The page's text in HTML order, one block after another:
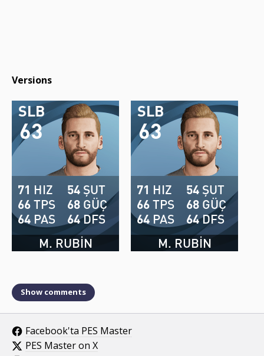
Versions
63
SLB
M. RUBIN
71 HIZ
66TPS
64 PAS
54 ŞUT
68 GÜÇ
64DFS
63
SLB
M. RUBIN
71 HIZ
66TPS
64 PAS
54 ŞUT
68 GÜÇ
64DFS
Show comments
Facebook'ta PES Master
PES Master on X